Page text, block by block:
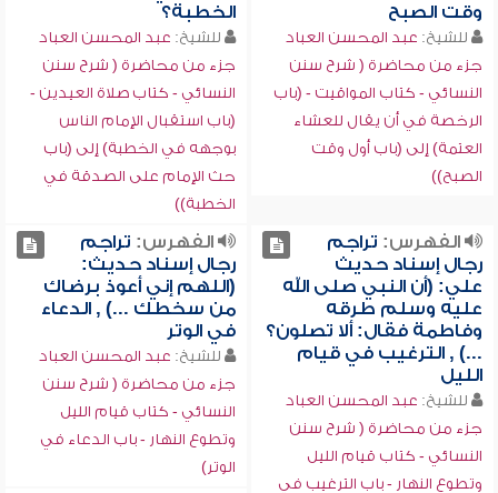
وقت الصبح
للشيخ: عبد المحسن العباد
جزء من محاضرة ( شرح سنن
النسائي - كتاب المواقيت - (باب
الرخصة في أن يقال للعشاء
العتمة) إلى (باب أول وقت
الصبح))
الخطبة؟
للشيخ: عبد المحسن العباد
جزء من محاضرة ( شرح سنن
النسائي - كتاب صلاة العيدين -
(باب استقبال الإمام الناس
بوجهه في الخطبة) إلى (باب
حث الإمام على الصدقة في
الخطبة))
الفهرس: تراجم
رجال إسناد حديث
علي: (أن النبي صلى الله
عليه وسلم طرقه
وفاطمة فقال: ألا تصلون؟
...) , الترغيب في قيام
الليل
للشيخ: عبد المحسن العباد
جزء من محاضرة ( شرح سنن
النسائي - كتاب قيام الليل
وتطوع النهار - باب الترغيب في
الفهرس: تراجم
رجال إسناد حديث:
(اللهم إني أعوذ برضاك
من سخطك ...) , الدعاء
في الوتر
للشيخ: عبد المحسن العباد
جزء من محاضرة ( شرح سنن
النسائي - كتاب قيام الليل
وتطوع النهار - باب الدعاء في
الوتر)